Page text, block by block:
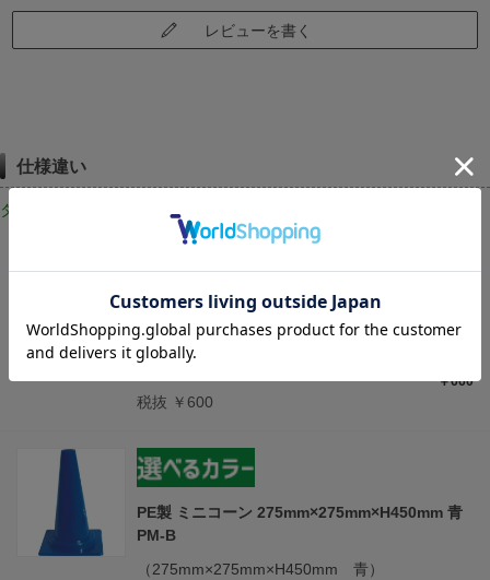
レビューを書く
仕様違い
タイプ・サイズ違いはこちら
PE製 ミニコーン 275mm×275mm×H450mm 赤
PM-R
（275mm×275mm×H450mm 赤）
￥660
税抜 ￥600
PE製 ミニコーン 275mm×275mm×H450mm 青
PM-B
（275mm×275mm×H450mm 青）